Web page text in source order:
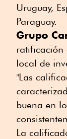
Uruguay,
Paraguay.
Grupo
ratificación
local de
"Las
buena en
La